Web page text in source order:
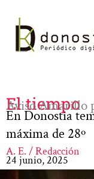
contenido
El tiempo
Aviso Amarillo
En Donostia
máxima de 28º
A. E. / Redacción
24 junio, 2025